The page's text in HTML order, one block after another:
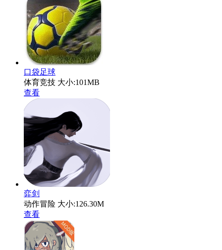
口袋足球
体育竞技 大小:101MB
查看
弈剑
动作冒险 大小:126.30M
查看